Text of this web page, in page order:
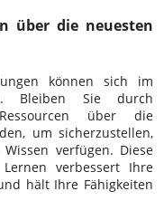
über die neuesten
können sich im
Bleiben Sie durch
über die
um sicherzustellen,
verfügen. Diese
verbessert Ihre
hält Ihre Fähigkeiten